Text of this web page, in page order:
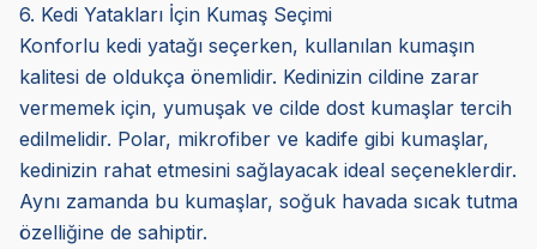
6. Kedi Yatakları İçin Kumaş Seçimi
Konforlu kedi yatağı seçerken, kullanılan kumaşın
kalitesi de oldukça önemlidir. Kedinizin cildine zarar
vermemek için, yumuşak ve cilde dost kumaşlar tercih
edilmelidir. Polar, mikrofiber ve kadife gibi kumaşlar,
kedinizin rahat etmesini sağlayacak ideal seçeneklerdir.
Aynı zamanda bu kumaşlar, soğuk havada sıcak tutma
özelliğine de sahiptir.